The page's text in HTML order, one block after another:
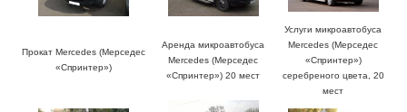
Прокат Mercedes (Мерседес
«Спринтер»)
Аренда микроавтобуса
Mercedes (Мерседес
«Спринтер») 20 мест
Услуги микроавтобуса
Mercedes (Мерседес
«Спринтер»)
серебреного цвета, 20
мест